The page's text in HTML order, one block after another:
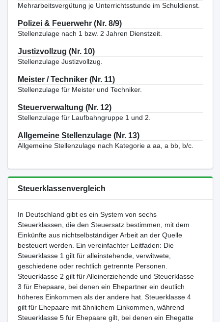
Mehrarbeitsvergütung je Unterrichtsstunde im Schuldienst.
Polizei & Feuerwehr (Nr. 8/9)
Stellenzulage nach 1 bzw. 2 Jahren Dienstzeit.
Justizvollzug (Nr. 10)
Stellenzulage Justizvollzug.
Meister / Techniker (Nr. 11)
Stellenzulage für Meister und Techniker.
Steuerverwaltung (Nr. 12)
Stellenzulage für Laufbahngruppe 1 und 2.
Allgemeine Stellenzulage (Nr. 13)
Allgemeine Stellenzulage nach Kategorie a aa, a bb, b/c.
Steuerklassenvergleich
In Deutschland gibt es ein System von sechs
Steuerklassen, die den Steuersatz bestimmen, mit dem
Einkünfte aus nichtselbständiger Arbeit an der Quelle
besteuert werden. Ein vereinfachter Leitfaden: Die
Steuerklasse 1 gilt für alleinstehende, verwitwete,
geschiedene oder rechtlich getrennte Personen.
Steuerklasse 2 gilt für Alleinerziehende und Steuerklasse
3 für Ehepaare, bei denen ein Ehepartner ein deutlich
höheres Einkommen als der andere hat. Steuerklasse 4
gilt für Ehepaare mit ähnlichem Einkommen, während
Steuerklasse 5 für Ehepaare gilt, bei denen ein Ehegatte